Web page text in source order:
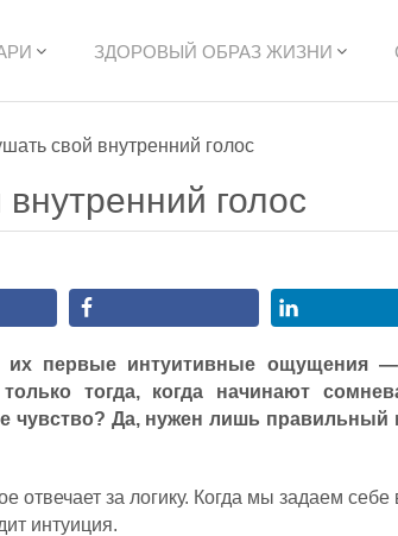
ЗДОРОВЫЙ ОБРАЗ ЖИЗНИ
свой внутренний голос
голос
их первые интуитивные ощущения
тогда, когда начинают
чувство? Да, нужен лишь правильный
отвечает за логику. Когда мы задаем себе
интуиция.